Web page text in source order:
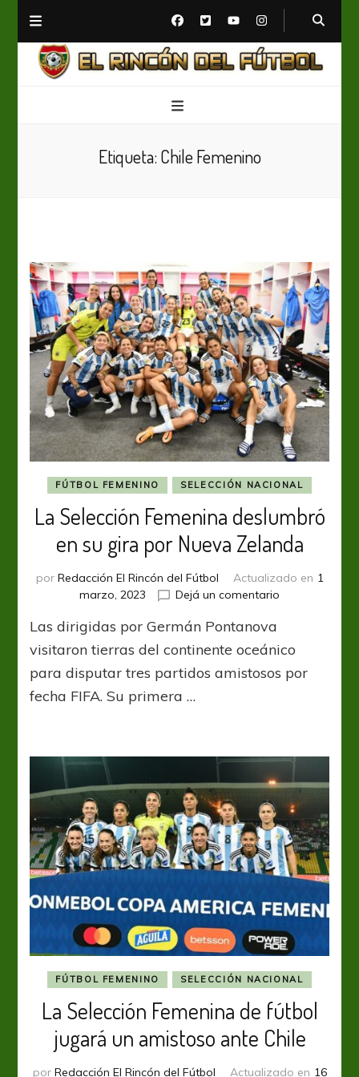
Etiqueta: Chile Femenino
FÚTBOL FEMENINO SELECCIÓN NACIONAL
La Selección Femenina deslumbró
en su gira por Nueva Zelanda
por Redacción El Rincón del Fútbol Actualizado en 1
marzo, 2023
Dejá un comentario
Femenina
en
Zelanda
Las dirigidas por Germán Pontanova
visitaron tierras del continente oceánico
para disputar tres partidos amistosos por
fecha FIFA. Su primera …
FÚTBOL FEMENINO SELECCIÓN NACIONAL
La Selección Femenina de fútbol
jugará un amistoso ante Chile
por Redacción El Rincón del Fútbol Actualizado en 16